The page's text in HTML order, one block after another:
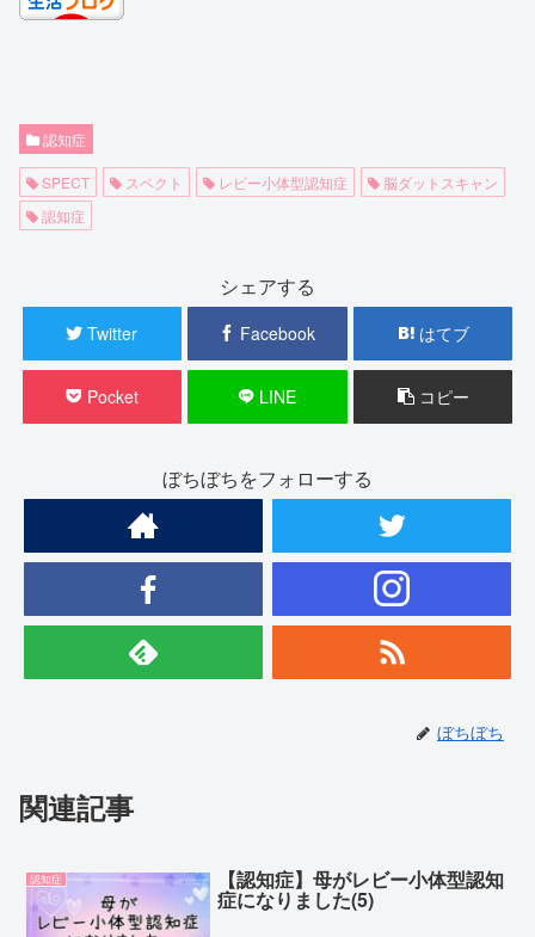
認知症
SPECT スペクト レビー小体型認知症
脳ダットスキャン
認知症
シェアする
Twitter Facebook はてブ
Pocket LINE コピー
ぼちぼちをフォローする
ぼちぼち
関連記事
認知症 【認知症】母がレビー小体型認知
症になりました(5)